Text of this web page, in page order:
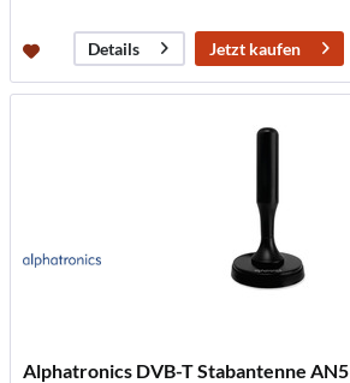
Details Jetzt kaufen
Alphatronics DVB-T Stabantenne AN5